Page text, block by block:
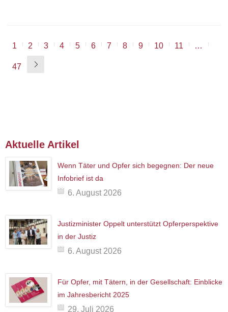
1 2 3 4 5 6 7 8 9 10 11 …
47
Aktuelle Artikel
Wenn Täter und Opfer sich begegnen: Der neue
Infobrief ist da
6. August 2026
Justizminister Oppelt unterstützt Opferperspektive
in der Justiz
6. August 2026
Für Opfer, mit Tätern, in der Gesellschaft: Einblicke
im Jahresbericht 2025
29. Juli 2026